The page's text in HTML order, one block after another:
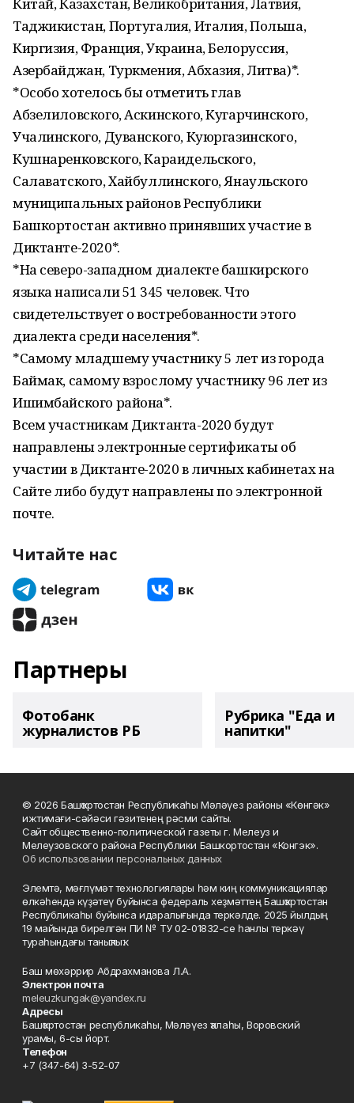
Таджикистан, Португалия, Италия, Польша,
Киргизия, Франция, Украина, Белоруссия,
Азербайджан, Туркмения, Абхазия, Литва)*.
*Особо хотелось бы отметить глав
Абзелиловского, Аскинского, Кугарчинского,
Учалинского, Дуванского, Куюргазинского,
Кушнаренковского, Караидельского,
Салаватского, Хайбуллинского, Янаульского
муниципальных районов Республики
Башкортостан активно принявших участие в
Диктанте-2020*.
*На северо-западном диалекте башкирского
языка написали 51 345 человек. Что
свидетельствует о востребованности этого
диалекта среди населения*.
*Самому младшему участнику 5 лет из города
Баймак, самому взрослому участнику 96 лет из
Ишимбайского района*.
Всем участникам Диктанта-2020 будут
направлены электронные сертификаты об
участии в Диктанте-2020 в личных кабинетах на
Сайте либо будут направлены по электронной
почте.
Читайте нас
Партнеры
Фотобанк
журналистов РБ
Рубрика "Еда и
напитки"
© 2026 Башҡортостан Республикаһы Мәләүез районы «Көнгәк»
ижтимағи-сәйәси гәзитенең рәсми сайты.
Сайт общественно-политической газеты г. Мелеуз и
Мелеузовского района Республики Башкортостан «Конгэк».
Об использовании персональных данных
Элемтә, мәғлүмәт технологиялары һәм киң коммуникациялар
өлкәһендә күҙәтеү буйынса федераль хеҙмәттең Башҡортостан
Республикаһы буйынса идаралығында теркәлде. 2025 йылдың
19 майында бирелгән ПИ № ТУ 02-01832-се һанлы теркәү
тураһындағы таныҡлыҡ.
Баш мөхәррир Абдрахманова Л.А.
Электрон почта
meleuzkungak@yandex.ru
Адресы
Башҡортостан республикаһы, Мәләүез ҡалаһы, Воровский
урамы, 6-сы йорт.
Телефон
+7 (347-64) 3-52-07